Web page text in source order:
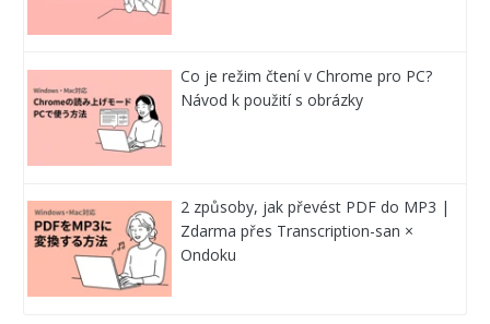
Co je režim čtení v Chrome pro PC?
Návod k použití s obrázky
2 způsoby, jak převést PDF do MP3 |
Zdarma přes Transcription-san ×
Ondoku